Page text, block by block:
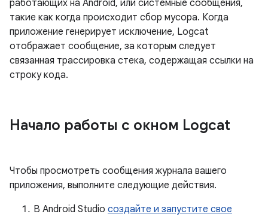
работающих на Android, или системные сообщения,
такие как когда происходит сбор мусора. Когда
приложение генерирует исключение, Logcat
отображает сообщение, за которым следует
связанная трассировка стека, содержащая ссылки на
строку кода.
Начало работы с окном Logcat
Чтобы просмотреть сообщения журнала вашего
приложения, выполните следующие действия.
В Android Studio создайте и запустите свое